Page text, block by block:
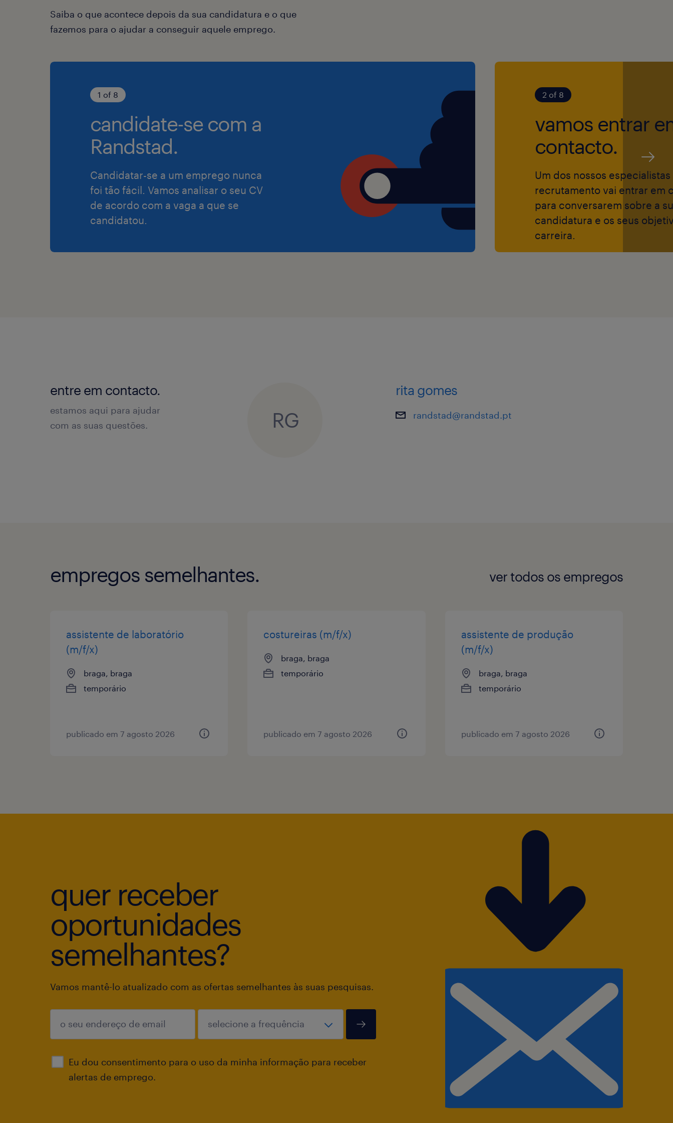
e, por isso, reiteramos que damos as boas-vindas a
pessoas com as mais diversas capacidades e
experiências. Assumimos o compromisso de garantir
que o nosso processo de recrutamento e contratação
satisfaça as necessidades de todas as pessoas.
Preocupamo-nos com a igualdade de oportunidades,
independentemente de etnia, cor, religião, sexo,
orientação sexual, identidade de género,
nacionalidade, idade, informações genéticas,
protegido por lei. Desta forma, em cumprimento do
nossos/as consultores/as de recrutamento.
Saiba o que acontece depois da sua candidatura e o que
fazemos para o ajudar a conseguir aquele emprego.
1 of 8
candidate-se com a
Randstad.
Candidatar-se a um emprego nunca
foi tão fácil. Vamos analisar o seu CV
de acordo com a vaga a que se
candidatou.
2 of 8
vamos entrar
contacto.
Um dos nossos
recrutamento vai entrar em
para conversarem sobre a
candidatura e os seus
carreira.
entre em contacto.
estamos aqui para ajudar
com as suas questões.
RG
rita gomes
randstad@randstad.pt
empregos semelhantes. ver todos os empregos
assistente de laboratório
(m/f/x)
braga, braga
temporário
publicado em 7 agosto 2026
costureiras (m/f/x)
braga, braga
temporário
publicado em 7 agosto 2026
assistente de produção
(m/f/x)
braga, braga
temporário
publicado em 7 agosto 2026
quer receber
oportunidades
semelhantes?
Vamos mantê-lo atualizado com as ofertas semelhantes às suas pesquisas.
Eu dou consentimento para o uso da minha informação para receber
alertas de emprego.
enviar